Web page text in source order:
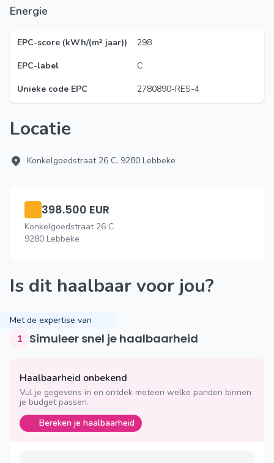
Energie
EPC-score (kWh/(m² jaar))
298
EPC-label
C
Unieke code EPC
2780890-RES-4
Locatie
Konkelgoedstraat 26 C, 9280 Lebbeke
398.500 EUR
Konkelgoedstraat 26 C
9280 Lebbeke
Is dit haalbaar voor jou?
Met de expertise van
1 Simuleer snel je haalbaarheid
Haalbaarheid onbekend
Vul je gegevens in en ontdek meteen welke panden binnen
je budget passen.
Bereken je haalbaarheid